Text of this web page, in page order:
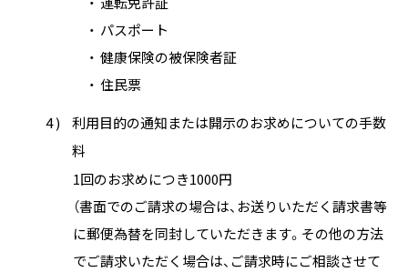
パスポート
健康保険の被保険者証
住民票
4 )
利用目的の通知または開示のお求めについての手数
料
1回のお求めにつき1000円
（書面でのご請求の場合は、お送りいただく請求書等
に郵便為替を同封していただきます。その他の方法
でご請求いただく場合は、ご請求時にご相談させて